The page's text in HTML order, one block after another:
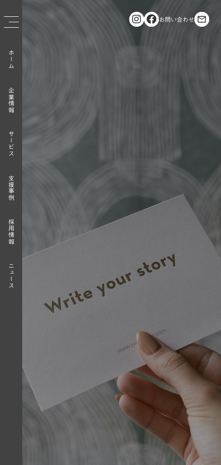
ホーム
企業情報
サービス
支援事例
採用情報
ニュース
お問い合わせ mail_outline